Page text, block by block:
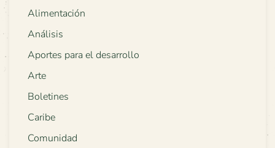
Alimentación
Análisis
Aportes para el desarrollo
Arte
Boletines
Caribe
Comunidad